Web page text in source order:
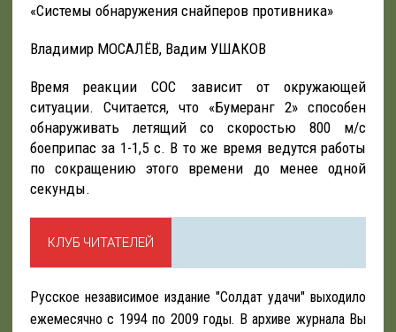
«Системы обнаружения снайперов противника»
Владимир МОСАЛЁВ, Вадим УШАКОВ
Время реакции СОС зависит от окружающей
ситуации. Считается, что «Бумеранг 2» способен
обнаруживать летящий со скоростью 800 м/с
боеприпас за 1-1,5 с. В то же время ведутся работы
по сокращению этого времени до менее одной
секунды.
КЛУБ ЧИТАТЕЛЕЙ
Русское независимое издание "Солдат удачи" выходило
ежемесячно с 1994 по 2009 годы. В архиве журнала Вы